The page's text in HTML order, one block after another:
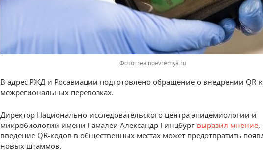
Фото: realnoevremya.ru
В адрес РЖД и Росавиации подготовлено обращение о внедрении QR-
межрегиональных перевозках.
Директор Национально-исследовательского центра эпидемиологии и
микробиологии имени Гамалеи Александр Гинцбург выразил мнение,
введение QR-кодов в общественных местах может предотвратить
новых штаммов.